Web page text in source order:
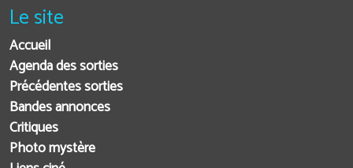
Le site
Accueil
Agenda des sorties
Précédentes sorties
Bandes annonces
Critiques
Photo mystère